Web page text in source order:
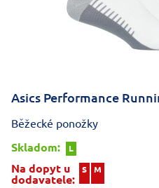
Asics Performance
Běžecké ponožky
Skladom:
L
Na dopyt u
dodavatele:
S M